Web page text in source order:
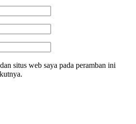
situs web saya pada peramban ini